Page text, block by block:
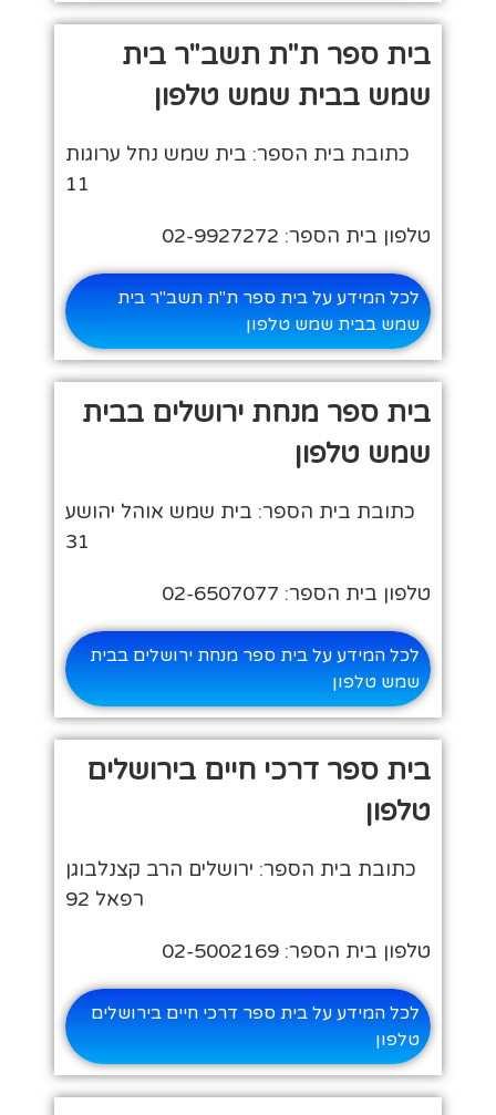
בית ספר ת"ת תשב"ר בית
שמש בבית שמש טלפון
כתובת בית הספר: בית שמש נחל ערוגות
11
טלפון בית הספר: 02-9927272
לכל המידע על בית ספר ת"ת תשב"ר בית
שמש בבית שמש טלפון
בית ספר מנחת ירושלים בבית
שמש טלפון
כתובת בית הספר: בית שמש אוהל יהושע
31
טלפון בית הספר: 02-6507077
לכל המידע על בית ספר מנחת ירושלים בבית
שמש טלפון
בית ספר דרכי חיים בירושלים
טלפון
כתובת בית הספר: ירושלים הרב קצנלבוגן
רפאל 92
טלפון בית הספר: 02-5002169
לכל המידע על בית ספר דרכי חיים בירושלים
טלפון